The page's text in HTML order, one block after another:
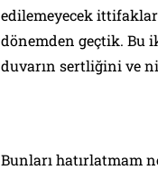
edilemeyecek
dönemden geçtik. Bu
duvarın sertliğini ve
Bunları hatırlatmam